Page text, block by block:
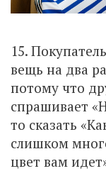
15.
вещь на два
потому что
спрашивает
то сказать
слишком
цвет вам